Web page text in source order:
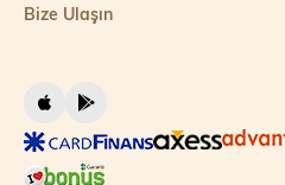
Bize Ulaşın